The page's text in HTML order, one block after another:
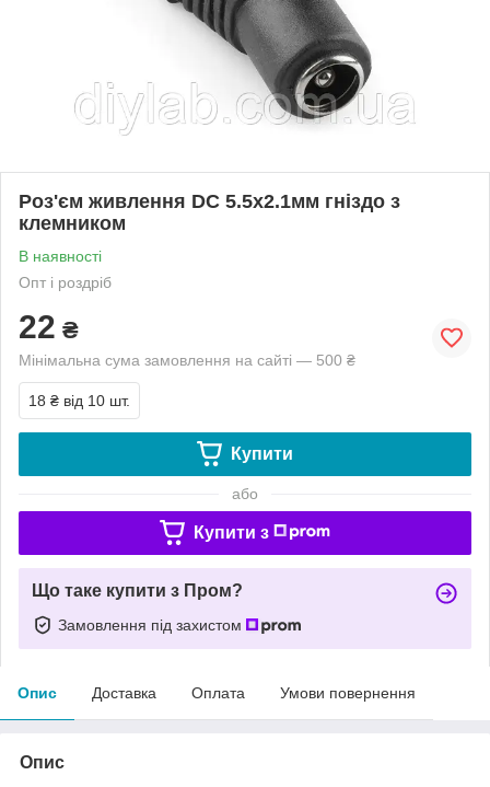
Роз'єм живлення DC 5.5х2.1мм гніздо з
клемником
В наявності
Опт і роздріб
22 ₴
Мінімальна сума замовлення на сайті — 500 ₴
18 ₴ від 10 шт.
Купити
або
Купити з
Що таке купити з Пром?
Замовлення під захистом
Опис Доставка Оплата Умови повернення
Опис